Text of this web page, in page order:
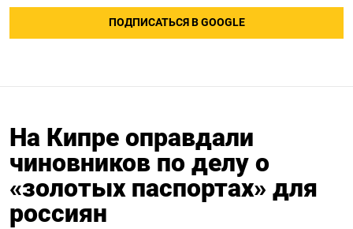
ПОДПИСАТЬСЯ В GOOGLE
На Кипре оправдали
чиновников по делу о
«золотых паспортах» для
россиян